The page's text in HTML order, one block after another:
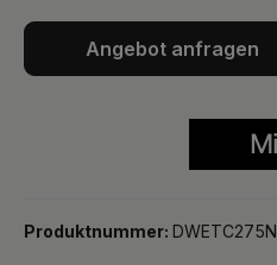
Angebot anfragen
Produktnummer: DWETC275N